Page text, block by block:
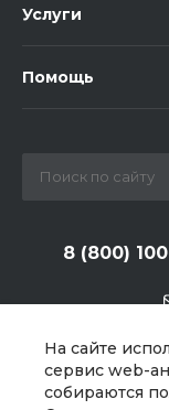
На сайте
сервис web-
собираются
Услуги
Помощь
8 (800)
г.